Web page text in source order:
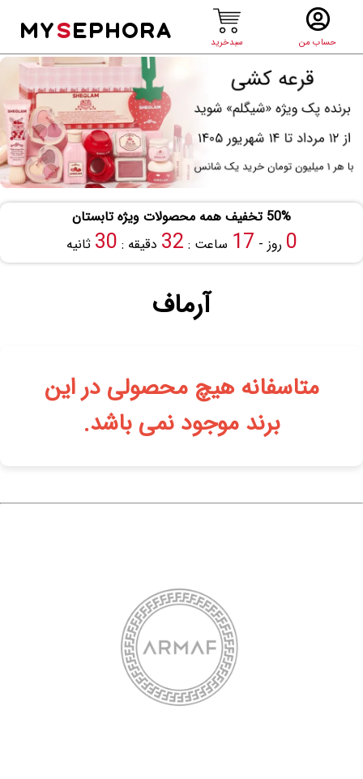
حساب من سبدخرید
MYSEPHORA
50% تخفیف همه محصولات ویژه تابستان
0 روز - 17 ساعت : 32 دقیقه : 30 ثانیه
آرماف
متاسفانه هیچ محصولی در این
برند موجود نمی باشد.